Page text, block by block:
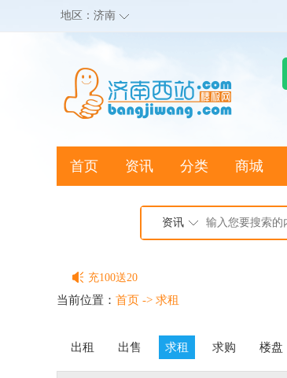
地区： 济南
首页 资讯 分类 商城
资讯
客服QQ:2692290505
充100送20
当前位置： 首页 -> 求租
出租 出售 求租 求购 楼盘